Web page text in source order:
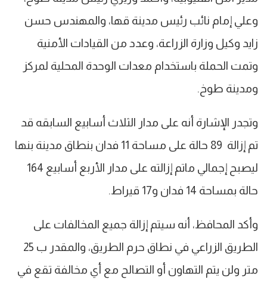
وعلي إمام نائب رئيس مدينة قها، والمهندس حسن
زايد وكيل وزارة الزراعة، وعدد من القيادات الأمنية
وتمت الحملة باستخدام معدات الوحدة المحلية لمركز
ومدينة طوخ.
وتجدر الإشارة أنه على مدار الثلاث أسابيع السابقه قد
تم إزالة 89 حالة على مساحة 11 فدان بنطاق مدينة بنها
ليصبح إجمالي ماتم إزالته على مدار الأربع أسابيع 164
حالة بمساحة 14 فدان و17 قيراط.
وأكد المحافظ، أنه سيتم إزالة جميع المخالفات على
الطريق الزراعي في نطاق حرم الطريق، والمقدر ب 25
متر ولن يتم التهاون أو التصالح مع أي مخالفة تقع في